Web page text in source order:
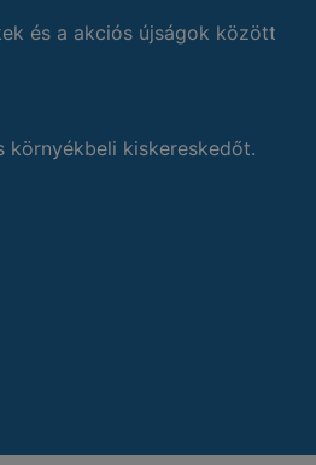
és a akciós újságok között
környékbeli kiskereskedőt.